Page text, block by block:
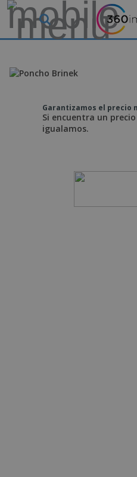
Garantizamos el precio
Si encuentra un
igualamos.